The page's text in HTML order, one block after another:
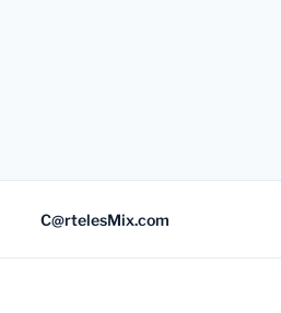
C@rtelesMix.com